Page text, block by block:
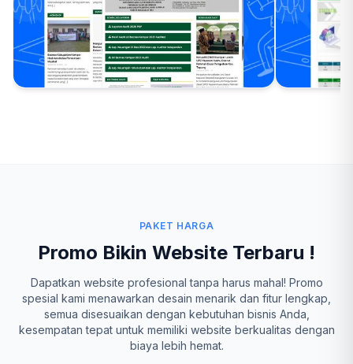
PAKET HARGA
Promo Bikin Website Terbaru !
Dapatkan website profesional tanpa harus mahal! Promo
spesial kami menawarkan desain menarik dan fitur lengkap,
semua disesuaikan dengan kebutuhan bisnis Anda,
kesempatan tepat untuk memiliki website berkualitas dengan
biaya lebih hemat.